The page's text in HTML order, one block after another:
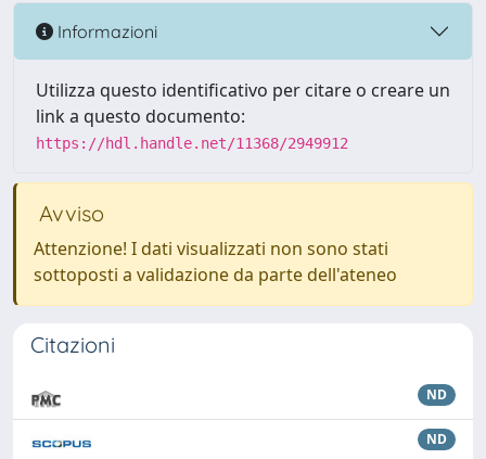
Informazioni
Utilizza questo identificativo per citare o creare un
link a questo documento:
https://hdl.handle.net/11368/2949912
Avviso
Attenzione! I dati visualizzati non sono stati
sottoposti a validazione da parte dell'ateneo
Citazioni
ND
ND